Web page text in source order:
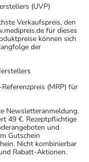
(UVP)
Verkaufspreis, den
für dieses
können sich
der
(MRP) für
Newsletteranmeldung.
49 €. Rezeptpflichtige
und
Gutschein
Nicht kombinierbar
Rabatt-Aktionen.